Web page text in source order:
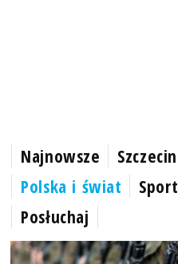
Najnowsze Szczecin
Polska i świat
Sport
Posłuchaj